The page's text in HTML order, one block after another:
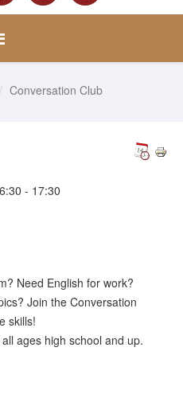
Conversation Club
- 17:30
Need English for work?
Join the Conversation
skills!
ages high school and up.